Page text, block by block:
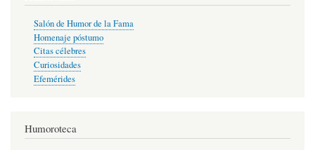
Salón de Humor de la Fama
Homenaje póstumo
Citas célebres
Curiosidades
Efemérides
Humoroteca